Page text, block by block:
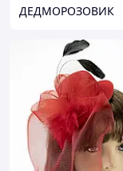
ДЕДМОРОЗОВИК